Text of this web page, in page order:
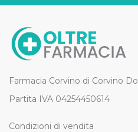
Farmacia Corvino di Corvino
Partita IVA 04254450614
Condizioni di vendita